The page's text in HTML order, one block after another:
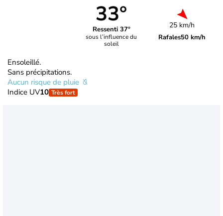
33°
Ressenti 37°
sous l’influence du
soleil
25 km/h
Rafales50 km/h
Ensoleillé.
Sans précipitations.
Aucun risque de pluie
Indice UV10 Très fort